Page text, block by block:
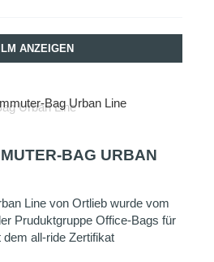
ANZEIGEN
Bag Urban Line
BAG URBAN
Line von Ortlieb wurde vom
Pruduktgruppe Office-Bags für
all-ride Zertifikat